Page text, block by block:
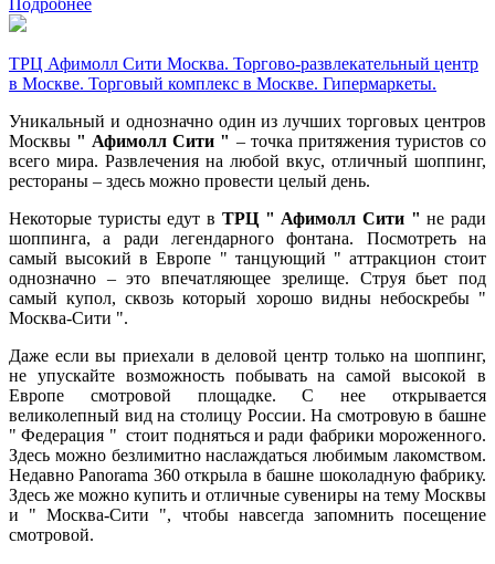
ТРЦ Афимолл Сити Москва. Торгово-развлекательный центр
в Москве. Торговый комплекс в Москве. Гипермаркеты.
Уникальный и однозначно один из лучших торговых центров
Москвы " Афимолл Сити " – точка притяжения туристов со
всего мира. Развлечения на любой вкус, отличный шоппинг,
рестораны – здесь можно провести целый день.
Некоторые туристы едут в ТРЦ " Афимолл Сити " не ради
шоппинга, а ради легендарного фонтана. Посмотреть на
самый высокий в Европе " танцующий " аттракцион стоит
однозначно – это впечатляющее зрелище. Струя бьет под
самый купол, сквозь который хорошо видны небоскребы "
Москва-Сити ".
Даже если вы приехали в деловой центр только на шоппинг,
не упускайте возможность побывать на самой высокой в
Европе смотровой площадке. С нее открывается
великолепный вид на столицу России.На смотровую в башне
" Федерация " стоит подняться и ради фабрики мороженного.
Здесь можно безлимитно наслаждаться любимым лакомством.
Недавно Panorama 360 открыла в башне шоколадную фабрику.
Здесь же можно купить и отличные сувениры на тему Москвы
и " Москва-Сити ", чтобы навсегда запомнить посещение
смотровой.